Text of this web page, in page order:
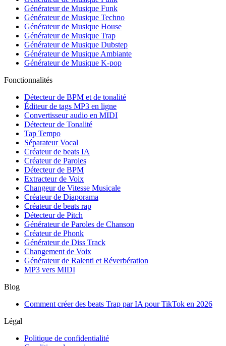
Générateur de Musique Funk
Générateur de Musique Techno
Générateur de Musique House
Générateur de Musique Trap
Générateur de Musique Dubstep
Générateur de Musique Ambiante
Générateur de Musique K-pop
Fonctionnalités
Détecteur de BPM et de tonalité
Éditeur de tags MP3 en ligne
Convertisseur audio en MIDI
Détecteur de Tonalité
Tap Tempo
Séparateur Vocal
Créateur de beats IA
Créateur de Paroles
Détecteur de BPM
Extracteur de Voix
Changeur de Vitesse Musicale
Créateur de Diaporama
Créateur de beats rap
Détecteur de Pitch
Générateur de Paroles de Chanson
Créateur de Phonk
Générateur de Diss Track
Changement de Voix
Générateur de Ralenti et Réverbération
MP3 vers MIDI
Blog
Comment créer des beats Trap par IA pour TikTok en 2026
Légal
Politique de confidentialité